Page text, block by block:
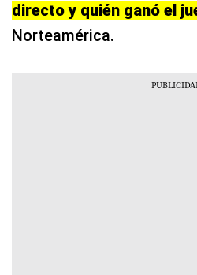
directo y quién ganó el
Norteamérica.